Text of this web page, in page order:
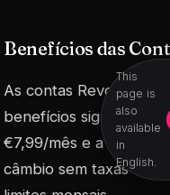
This
page is
also
available
in
English.
Benefícios das
As contas Revolut
benefícios
€7,99/mês e a Metal
câmbio sem taxas em